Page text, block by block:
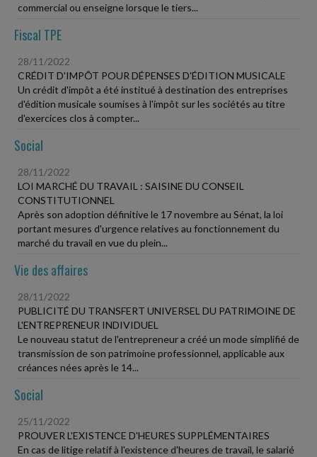
commercial ou enseigne lorsque le tiers...
Fiscal TPE
28/11/2022
CRÉDIT D'IMPÔT POUR DÉPENSES D'ÉDITION MUSICALE
Un crédit d'impôt a été institué à destination des entreprises
d'édition musicale soumises à l'impôt sur les sociétés au titre
d'exercices clos à compter...
Social
28/11/2022
LOI MARCHÉ DU TRAVAIL : SAISINE DU CONSEIL
CONSTITUTIONNEL
Après son adoption définitive le 17 novembre au Sénat, la loi
portant mesures d'urgence relatives au fonctionnement du
marché du travail en vue du plein...
Vie des affaires
28/11/2022
PUBLICITÉ DU TRANSFERT UNIVERSEL DU PATRIMOINE DE
L'ENTREPRENEUR INDIVIDUEL
Le nouveau statut de l'entrepreneur a créé un mode simplifié de
transmission de son patrimoine professionnel, applicable aux
créances nées après le 14...
Social
25/11/2022
PROUVER L'EXISTENCE D'HEURES SUPPLÉMENTAIRES
En cas de litige relatif à l'existence d'heures de travail, le salarié